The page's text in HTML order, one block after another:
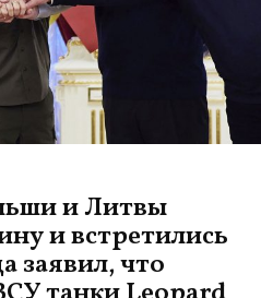
и Литвы
и встретились
заявил, что